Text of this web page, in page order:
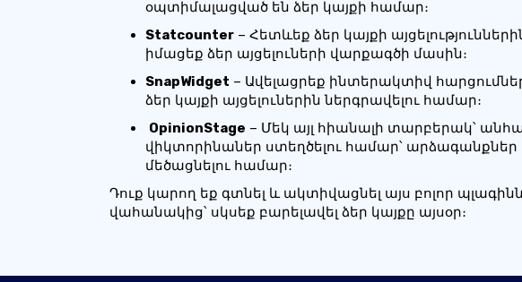
օպտիմալացված են ձեր կայքի համար։
Statcounter – Հետևեք ձեր կայքի
իմացեք ձեր այցելուների վարքագծի մասին։
SnapWidget – Ավելացրեք ինտերակտիվ
ձեր կայքի այցելուներին ներգրավելու համար։
OpinionStage – Մեկ այլ հիանալի տարբերակ՝
վիկտորինաներ ստեղծելու համար՝ արձագանքներ
մեծացնելու համար։
Դուք կարող եք գտնել և ակտիվացնել այս բոլոր
վահանակից՝ սկսեք բարելավել ձեր կայքը այսօր։